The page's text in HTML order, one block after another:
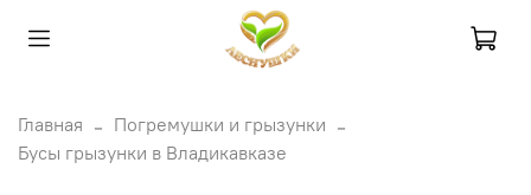
Главная
Погремушки и грызунки
Бусы грызунки в Владикавказе